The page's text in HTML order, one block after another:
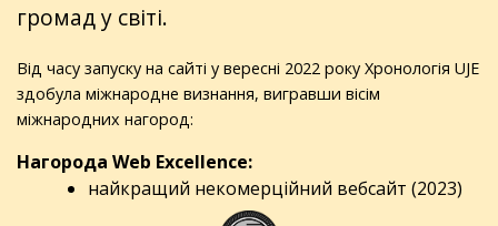
громад у світі.
Від часу запуску на сайті у вересні 2022 року Хронологія UJE
здобула міжнародне визнання, вигравши вісім
міжнародних нагород:
Нагорода Web Excellence:
найкращий некомерційний вебсайт (2023)